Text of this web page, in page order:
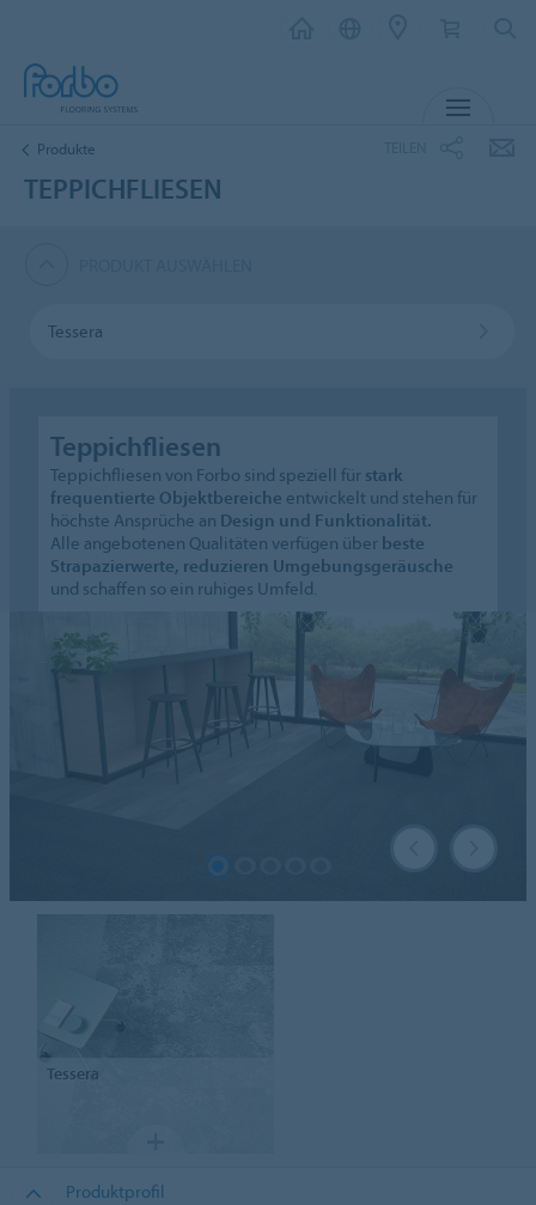
Produkte
TEPPICHFLIESEN
Tessera
Teppichfliesen
Teppichfliesen von Forbo sind speziell für stark
frequentierte Objektbereiche entwickelt und stehen für
höchste Ansprüche an Design und Funktionalität.
Alle angebotenen Qualitäten verfügen über beste
Strapazierwerte, reduzieren Umgebungsgeräusche
und schaffen so ein ruhiges Umfeld.
Tessera
Produktprofil